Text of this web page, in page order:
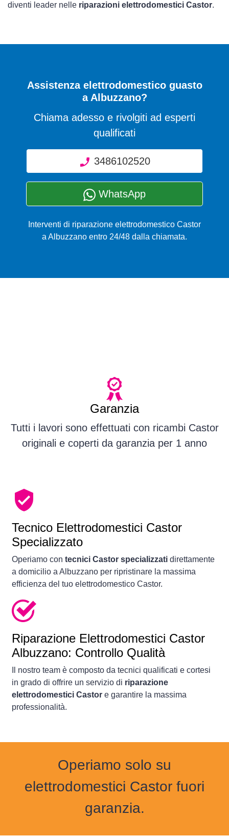
diventi leader nelle riparazioni elettrodomestici Castor.
Assistenza elettrodomestico guasto
a Albuzzano?
Chiama adesso e rivolgiti ad esperti
qualificati
3486102520
WhatsApp
Interventi di riparazione elettrodomestico Castor
a Albuzzano entro 24/48 dalla chiamata.
Garanzia
Tutti i lavori sono effettuati con ricambi Castor
originali e coperti da garanzia per 1 anno
Tecnico Elettrodomestici Castor
Specializzato
Operiamo con tecnici Castor specializzati direttamente
a domicilio a Albuzzano per ripristinare la massima
efficienza del tuo elettrodomestico Castor.
Riparazione Elettrodomestici Castor
Albuzzano: Controllo Qualità
Il nostro team è composto da tecnici qualificati e cortesi
in grado di offrire un servizio di riparazione
elettrodomestici Castor e garantire la massima
professionalità.
Operiamo solo su
elettrodomestici Castor fuori
garanzia.